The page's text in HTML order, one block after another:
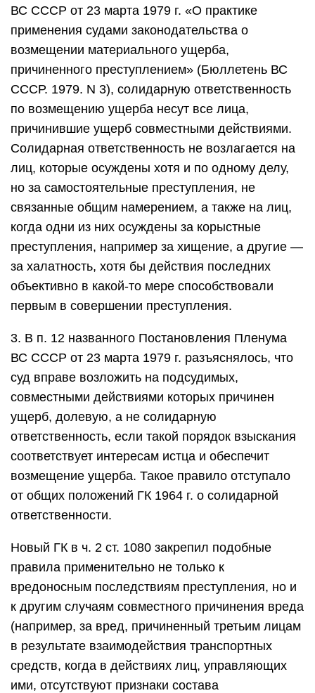
ВС СССР от 23 марта 1979 г. «О практике
применения судами законодательства о
возмещении материального ущерба,
причиненного преступлением» (Бюллетень ВС
СССР. 1979. N 3), солидарную ответственность
по возмещению ущерба несут все лица,
причинившие ущерб совместными действиями.
Солидарная ответственность не возлагается на
лиц, которые осуждены хотя и по одному делу,
но за самостоятельные преступления, не
связанные общим намерением, а также на лиц,
когда одни из них осуждены за корыстные
преступления, например за хищение, а другие —
за халатность, хотя бы действия последних
объективно в какой-то мере способствовали
первым в совершении преступления.
3. В п. 12 названного Постановления Пленума
ВС СССР от 23 марта 1979 г. разъяснялось, что
суд вправе возложить на подсудимых,
совместными действиями которых причинен
ущерб, долевую, а не солидарную
ответственность, если такой порядок взыскания
соответствует интересам истца и обеспечит
возмещение ущерба. Такое правило отступало
от общих положений ГК 1964 г. о солидарной
ответственности.
Новый ГК в ч. 2 ст. 1080 закрепил подобные
правила применительно не только к
вредоносным последствиям преступления, но и
к другим случаям совместного причинения вреда
(например, за вред, причиненный третьим лицам
в результате взаимодействия транспортных
средств, когда в действиях лиц, управляющих
ими, отсутствуют признаки состава